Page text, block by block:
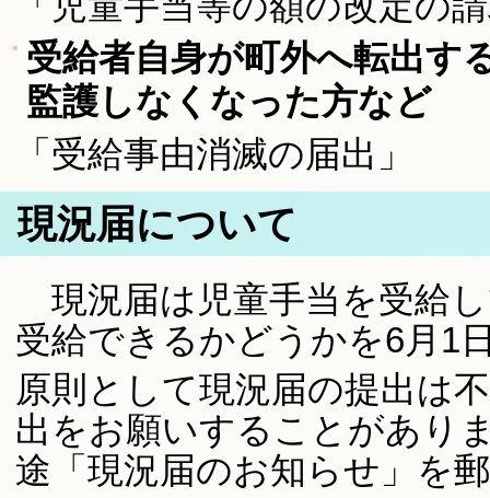
受給者自身が町外へ転出す
監護しなくなった方など
「受給事由消滅の届出」
現況届について
現況届は児童手当を受給
受給できるかどうかを6月1
原則として現況届の提出は
出をお願いすることがあり
途「現況届のお知らせ」を